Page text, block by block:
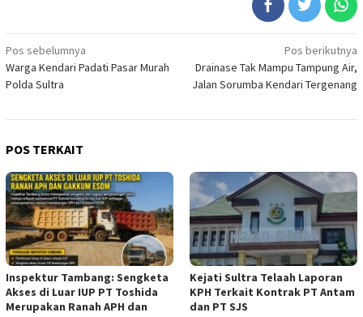
Navigasi
pos
Pos sebelumnya
Warga Kendari Padati Pasar Murah
Polda Sultra
Pos berikutnya
Drainase Tak Mampu Tampung Air,
Jalan Sorumba Kendari Tergenang
POS TERKAIT
Inspektur Tambang: Sengketa
Akses di Luar IUP PT Toshida
Merupakan Ranah APH dan
Kejati Sultra Telaah Laporan
KPH Terkait Kontrak PT Antam
dan PT SJS